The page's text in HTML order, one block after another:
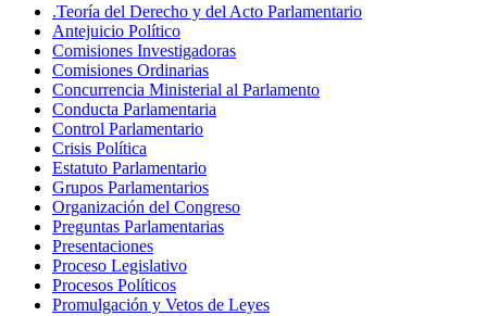
.Teoría del Derecho y del Acto Parlamentario
Antejuicio Político
Comisiones Investigadoras
Comisiones Ordinarias
Concurrencia Ministerial al Parlamento
Conducta Parlamentaria
Control Parlamentario
Crisis Política
Estatuto Parlamentario
Grupos Parlamentarios
Organización del Congreso
Preguntas Parlamentarias
Presentaciones
Proceso Legislativo
Procesos Políticos
Promulgación y Vetos de Leyes